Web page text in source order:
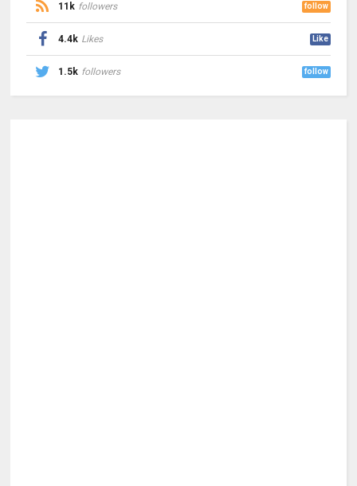
11k followers follow
4.4k Likes Like
1.5k followers follow